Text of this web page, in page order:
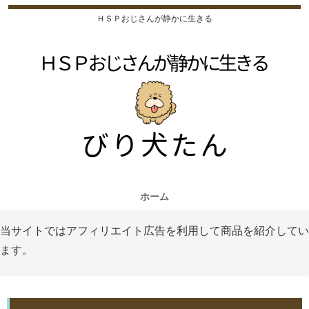
ＨＳＰおじさんが静かに生きる
ホーム
当サイトではアフィリエイト広告を利用して商品を紹介してい
ます。